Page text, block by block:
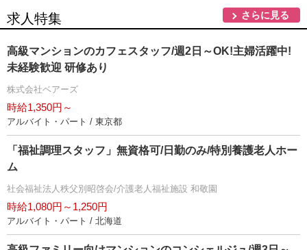
求人特集 さらに見る
高級マンションのカフェスタッフ/週2日～OK!主婦活躍中!
未経験歓迎 研修あり
株式会社ベアーズ
時給1,350円～
アルバイト・パート / 東京都
「福祉調理スタッフ」無資格可/日勤のみ/特別養護老人ホー
ム
社会福祉法人秩父別昭啓会/介護老人福祉施設 和敬園
時給1,080円～1,250円
アルバイト・パート / 北海道